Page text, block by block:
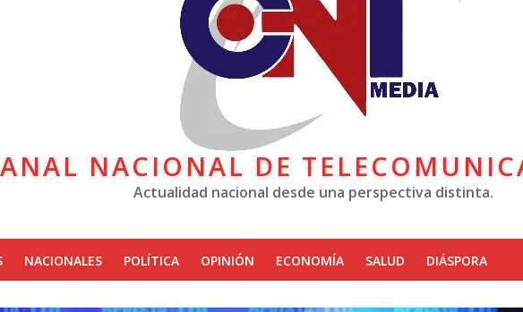
NACIONAL DE
Actualidad nacional desde una perspectiva distinta.
NACIONALES POLÍTICA OPINIÓN ECONOMÍA SALUD DIÁSPORA